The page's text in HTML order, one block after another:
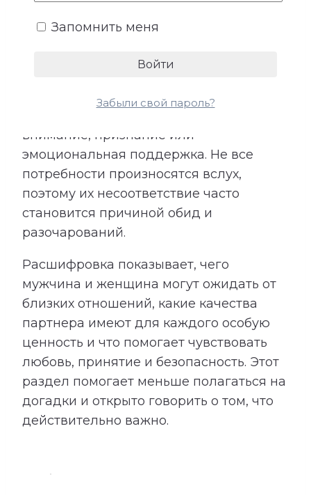
собственное представление о любви,
особенно нуждается в надежности и
внимание, признание или
эмоциональная поддержка. Не все
потребности произносятся вслух,
поэтому их несоответствие часто
становится причиной обид и
разочарований.
Расшифровка показывает, чего
мужчина и женщина могут ожидать от
близких отношений, какие качества
партнера имеют для каждого особую
ценность и что помогает чувствовать
любовь, принятие и безопасность. Этот
раздел помогает меньше полагаться на
догадки и открыто говорить о том, что
действительно важно.
Запомнить меня
Забыли свой пароль?